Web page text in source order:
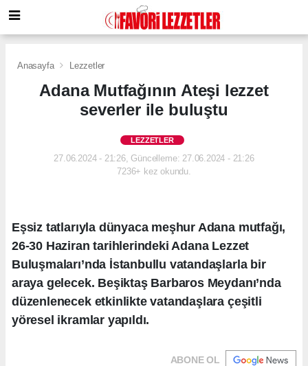
Anasayfa Lezzetler
Adana Mutfağının Ateşi lezzet
severler ile buluştu
LEZZETLER
27.06.2024 - 21:26, Güncelleme: 27.06.2024 - 21:26
7236+ kez okundu.
Eşsiz tatlarıyla dünyaca meşhur Adana mutfağı,
26-30 Haziran tarihlerindeki Adana Lezzet
Buluşmaları’nda İstanbullu vatandaşlarla bir
araya gelecek. Beşiktaş Barbaros Meydanı’nda
düzenlenecek etkinlikte vatandaşlara çeşitli
yöresel ikramlar yapıldı.
ABONE OL